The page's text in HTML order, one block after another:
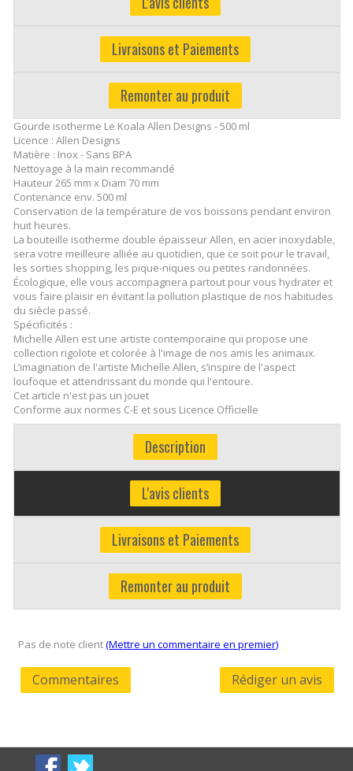
Livraisons et Paiements
Remonter au produit
Gourde isotherme Le Koala Allen Designs - 500 ml
Licence : Allen Designs
Matière : Inox - Sans BPA
Nettoyage à la main recommandé
Hauteur 265 mm x Diam 70 mm
Contenance env. 500 ml
Conservation de la température de vos boissons pendant environ
huit heures.
La bouteille isotherme double épaisseur Allen, en acier inoxydable,
sera votre meilleure alliée au quotidien, que ce soit pour le travail,
les sorties shopping, les pique-niques ou petites randonnées.
Écologique, elle vous accompagnera partout pour vous hydrater et
vous faire plaisir en évitant la pollution plastique de nos habitudes
du siècle passé.
Spécificités :
Michelle Allen est une artiste contemporaine qui propose une
collection rigolote et colorée à l'image de nos amis les animaux.
L’imagination de l'artiste Michelle Allen, s’inspire de l'aspect
loufoque et attendrissant du monde qui l'entoure.
Cet article n'est pas un jouet
Conforme aux normes C-E et sous Licence Officielle
Description
L'avis clients
Livraisons et Paiements
Remonter au produit
Pas de note client(Mettre un commentaire en premier)
Commentaires Rédiger un avis